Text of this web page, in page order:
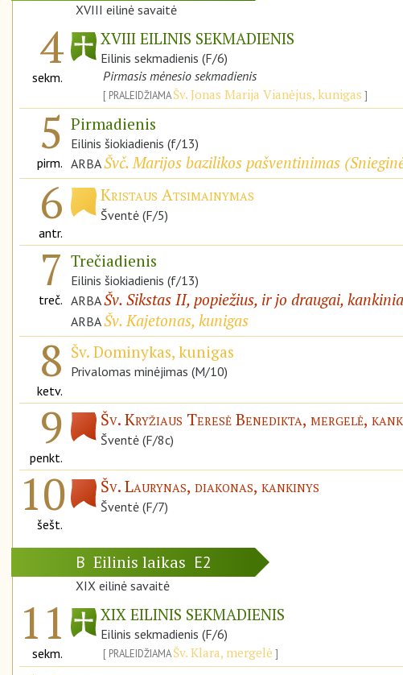
XVIII eilinė savaitė
4
sekm.
XVIII EILINIS SEKMADIENIS
Eilinis sekmadienis (F/6)
Pirmasis mėnesio sekmadienis
PRALEIDŽIAMAŠv. Jonas Marija Vianėjus, kunigas
5
pirm.
Pirmadienis
Eilinis šiokiadienis (f/13)
ARBAŠvč. Marijos bazilikos pašventinimas (
6
antr.
Kristaus Atsimainymas
Šventė (F/5)
7
treč.
Trečiadienis
Eilinis šiokiadienis (f/13)
ARBAŠv. Sikstas II, popiežius, ir jo draugai,
ARBAŠv. Kajetonas, kunigas
8
ketv.
Šv. Dominykas, kunigas
Privalomas minėjimas (M/10)
9
penkt.
Šv. Kryžiaus Teresė Benedikta, mergelė,
Šventė (F/8c)
10
šešt.
Šv. Laurynas, diakonas, kankinys
Šventė (F/7)
B Eilinis laikas E2
XIX eilinė savaitė
11
sekm.
XIX EILINIS SEKMADIENIS
Eilinis sekmadienis (F/6)
PRALEIDŽIAMAŠv. Klara, mergelė